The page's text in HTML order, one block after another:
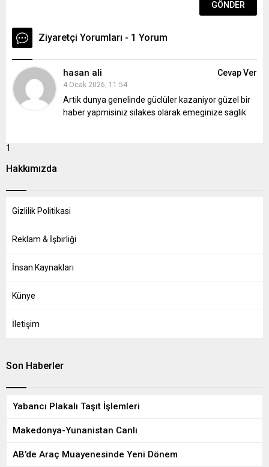
Ziyaretçi Yorumları - 1 Yorum
hasan ali
4 Ocak 2026, 11:54
Artik dunya genelinde güclüler kazaniyor güzel bir
haber yapmisiniz silakes olarak emeginize saglik
Cevap Ver
1
Hakkımızda
Gizlilik Politikasi
Reklam & İşbirliği
İnsan Kaynakları
Künye
İletişim
Son Haberler
Yabancı Plakalı Taşıt İşlemleri
Makedonya-Yunanistan Canlı
AB’de Araç Muayenesinde Yeni Dönem